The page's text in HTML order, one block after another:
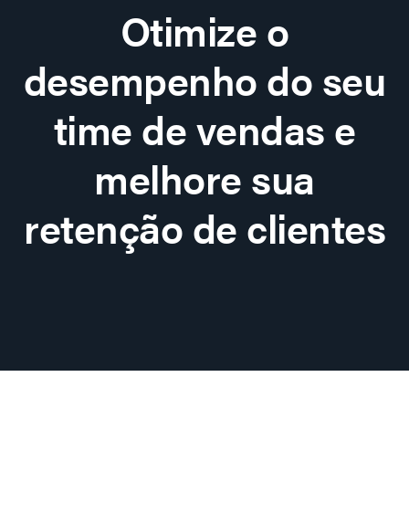
Otimize o
desempenho do seu
time de vendas e
melhore sua
retenção de clientes